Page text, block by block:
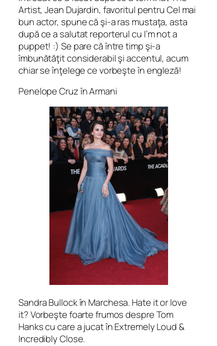
Artist, Jean Dujardin, favoritul pentru Cel mai
bun actor, spune că şi-a ras mustaţa, asta
după ce a salutat reporterul cu I’m not a
puppet! :) Se pare că între timp şi-a
îmbunătăţit considerabil şi accentul, acum
chiar se înţelege ce vorbeşte în engleză!
Penelope Cruz în Armani
Sandra Bullock în Marchesa. Hate it or love
it? Vorbeşte foarte frumos despre Tom
Hanks cu care a jucat în Extremely Loud &
Incredibly Close.